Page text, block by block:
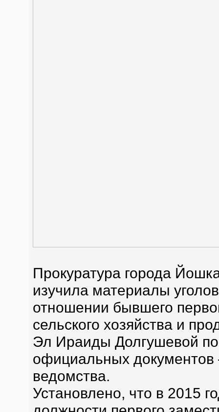
Прокуратура города
изучила материалы
отношении бывшего
сельского хозяйства и
Эл Ираиды Долгушевой
официальных
ведомства.
Установлено, что в 2015